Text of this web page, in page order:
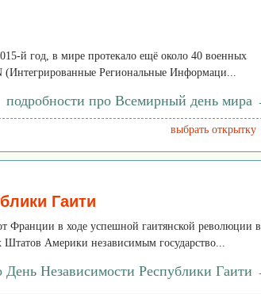
й год, в мире протекало ещё около 40 военных
(Интегрированные Региональные Информаци...
подробности про Всемирный день мира
выбрать
Гаити
Франции в ходе успешной гаитянской революции в
Америки независимым государство...
День Независимости Республики Гаити